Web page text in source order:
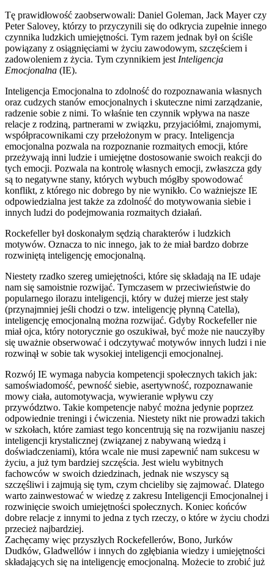
Tę prawidłowość zaobserwowali: Daniel Goleman, Jack Mayer czy
Peter Salovey, którzy to przyczynili się do odkrycia zupełnie innego
czynnika ludzkich umiejętności. Tym razem jednak był on ściśle
powiązany z osiągnięciami w życiu zawodowym, szczęściem i
zadowoleniem z życia. Tym czynnikiem jest Inteligencja
Emocjonalna (IE).
Inteligencja Emocjonalna to zdolność do rozpoznawania własnych
oraz cudzych stanów emocjonalnych i skuteczne nimi zarządzanie,
radzenie sobie z nimi. To właśnie ten czynnik wpływa na nasze
relacje z rodziną, partnerami w związku, przyjaciółmi, znajomymi,
współpracownikami czy przełożonym w pracy. Inteligencja
emocjonalna pozwala na rozpoznanie rozmaitych emocji, które
przeżywają inni ludzie i umiejętne dostosowanie swoich reakcji do
tych emocji. Pozwala na kontrolę własnych emocji, zwłaszcza gdy
są to negatywne stany, których wybuch mógłby spowodować
konflikt, z którego nic dobrego by nie wynikło. Co ważniejsze IE
odpowiedzialna jest także za zdolność do motywowania siebie i
innych ludzi do podejmowania rozmaitych działań.
Rockefeller był doskonałym sędzią charakterów i ludzkich
motywów. Oznacza to nic innego, jak to że miał bardzo dobrze
rozwiniętą inteligencję emocjonalną.
Niestety rzadko szereg umiejętności, które się składają na IE udaje
nam się samoistnie rozwijać. Tymczasem w przeciwieństwie do
popularnego ilorazu inteligencji, który w dużej mierze jest stały
(przynajmniej jeśli chodzi o tzw. inteligencję płynną Catella),
inteligencję emocjonalną można rozwijać. Gdyby Rockefeller nie
miał ojca, który notorycznie go oszukiwał, być może nie nauczyłby
się uważnie obserwować i odczytywać motywów innych ludzi i nie
rozwinął w sobie tak wysokiej inteligencji emocjonalnej.
Rozwój IE wymaga nabycia kompetencji społecznych takich jak:
samoświadomość, pewność siebie, asertywność, rozpoznawanie
mowy ciała, automotywacja, wywieranie wpływu czy
przywództwo. Takie kompetencje nabyć można jedynie poprzez
odpowiednie treningi i ćwiczenia. Niestety nikt nie prowadzi takich
w szkołach, które zamiast tego koncentrują się na rozwijaniu naszej
inteligencji krystalicznej (związanej z nabywaną wiedzą i
doświadczeniami), która wcale nie musi zapewnić nam sukcesu w
życiu, a już tym bardziej szczęścia. Jest wielu wybitnych
fachowców w swoich dziedzinach, jednak nie wszyscy są
szczęśliwi i zajmują się tym, czym chcieliby się zajmować. Dlatego
warto zainwestować w wiedzę z zakresu Inteligencji Emocjonalnej i
rozwinięcie swoich umiejętności społecznych. Koniec końców
dobre relacje z innymi to jedna z tych rzeczy, o które w życiu chodzi
przecież najbardziej.
Zachęcamy więc przyszłych Rockefellerów, Bono, Jurków
Dudków, Gladwellów i innych do zgłębiania wiedzy i umiejętności
składających się na inteligencję emocjonalną. Możecie to zrobić już